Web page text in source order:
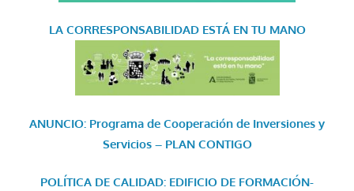
LA CORRESPONSABILIDAD ESTÁ EN TU MANO
ANUNCIO: Programa de Cooperación de Inversiones y
Servicios – PLAN CONTIGO
POLÍTICA DE CALIDAD: EDIFICIO DE FORMACIÓN-